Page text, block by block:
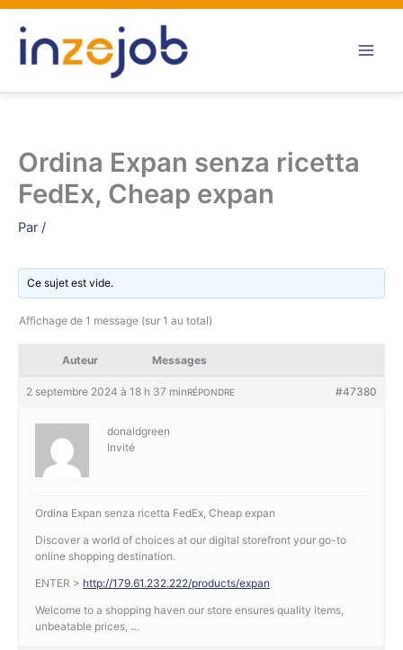
Aller
contenu
Ordina Expan senza ricetta
FedEx, Cheap expan
Par /
Ce sujet est vide.
Affichage de 1 message (sur 1 au total)
Auteur Messages
2 septembre 2024 à 18 h 37 min #47380
RÉPONDRE
donaldgreen
Invité
Ordina Expan senza ricetta FedEx, Cheap expan
Discover a world of choices at our digital storefront your go-to
online shopping destination.
ENTER > http://179.61.232.222/products/expan
Welcome to a shopping haven our store ensures quality items,
unbeatable prices, …